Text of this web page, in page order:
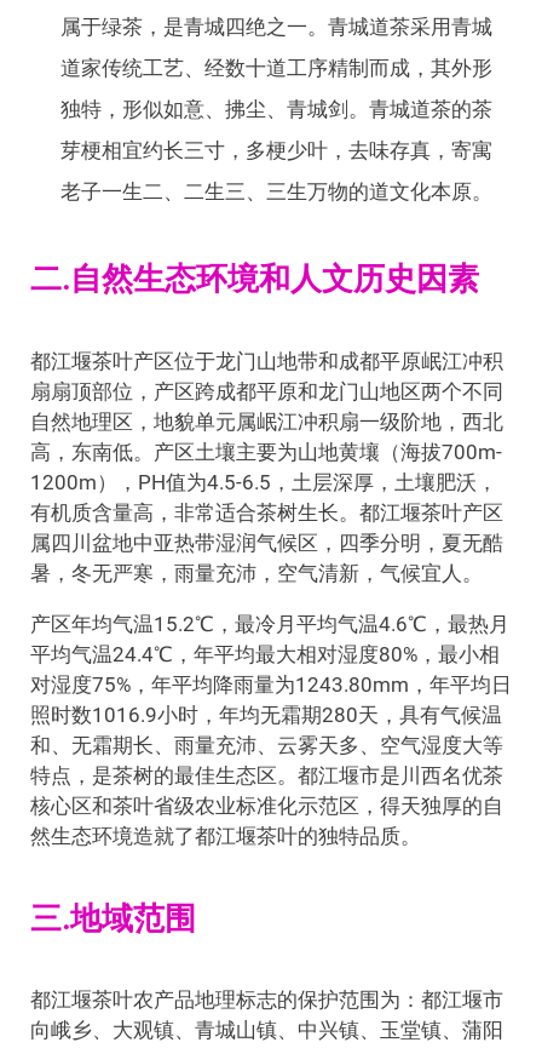
属于绿茶，是青城四绝之一。青城道茶采用青城
道家传统工艺、经数十道工序精制而成，其外形
独特，形似如意、拂尘、青城剑。青城道茶的茶
芽梗相宜约长三寸，多梗少叶，去味存真，寄寓
老子一生二、二生三、三生万物的道文化本原。
二.自然生态环境和人文历史因素
都江堰茶叶产区位于龙门山地带和成都平原岷江冲积
扇扇顶部位，产区跨成都平原和龙门山地区两个不同
自然地理区，地貌单元属岷江冲积扇一级阶地，西北
高，东南低。产区土壤主要为山地黄壤（海拔700m-
1200m），PH值为4.5-6.5，土层深厚，土壤肥沃，
有机质含量高，非常适合茶树生长。都江堰茶叶产区
属四川盆地中亚热带湿润气候区，四季分明，夏无酷
暑，冬无严寒，雨量充沛，空气清新，气候宜人。
产区年均气温15.2℃，最冷月平均气温4.6℃，最热月
平均气温24.4℃，年平均最大相对湿度80%，最小相
对湿度75%，年平均降雨量为1243.80mm，年平均日
照时数1016.9小时，年均无霜期280天，具有气候温
和、无霜期长、雨量充沛、云雾天多、空气湿度大等
特点，是茶树的最佳生态区。都江堰市是川西名优茶
核心区和茶叶省级农业标准化示范区，得天独厚的自
然生态环境造就了都江堰茶叶的独特品质。
三.地域范围
都江堰茶叶农产品地理标志的保护范围为：都江堰市
向峨乡、大观镇、青城山镇、中兴镇、玉堂镇、蒲阳